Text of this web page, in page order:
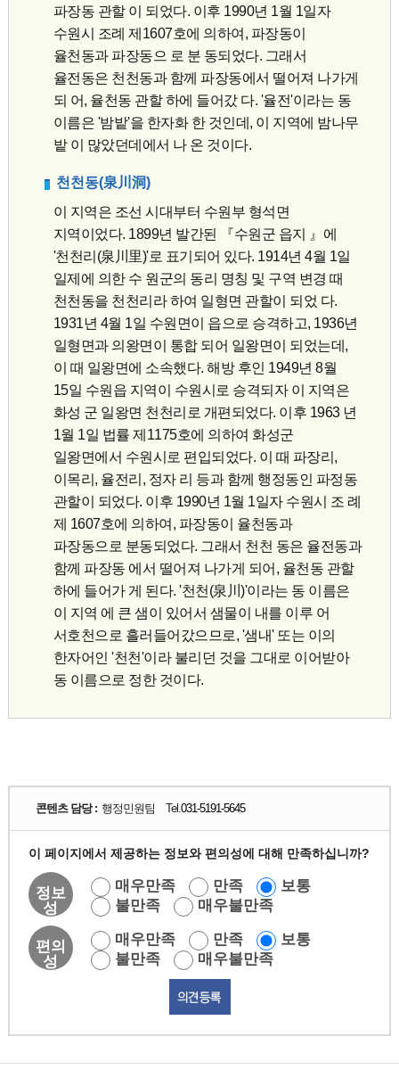
파장동 관할 이 되었다. 이후 1990년 1월 1일자
수원시 조례 제1607호에 의하여, 파장동이
율천동과 파장동으 로 분 동되었다. 그래서
율전동은 천천동과 함께 파장동에서 떨어져 나가게
되 어, 율천동 관할 하에 들어갔 다. '율전'이라는 동
이름은 '밤밭'을 한자화 한 것인데, 이 지역에 밤나무
밭 이 많았던데에서 나 온 것이다.
천천동(泉川洞)
이 지역은 조선 시대부터 수원부 형석면
지역이었다. 1899년 발간된 『수원군 읍지 』에
'천천리(泉川里)'로 표기되어 있다. 1914년 4월 1일
일제에 의한 수 원군의 동리 명칭 및 구역 변경 때
천천동을 천천리라 하여 일형면 관할이 되었 다.
1931년 4월 1일 수원면이 읍으로 승격하고, 1936년
일형면과 의왕면이 통합 되어 일왕면이 되었는데,
이 때 일왕면에 소속했다. 해방 후인 1949년 8월
15일 수원읍 지역이 수원시로 승격되자 이 지역은
화성 군 일왕면 천천리로 개편되었다. 이후 1963 년
1월 1일 법률 제1175호에 의하여 화성군
일왕면에서 수원시로 편입되었다. 이 때 파장리,
이목리, 율전리, 정자 리 등과 함께 행정동인 파정동
관할이 되었다. 이후 1990년 1월 1일자 수원시 조 례
제 1607호에 의하여, 파장동이 율천동과
파장동으로 분동되었다. 그래서 천천 동은 율전동과
함께 파장동 에서 떨어져 나가게 되어, 율천동 관할
하에 들어가 게 된다. '천천(泉川)'이라는 동 이름은
이 지역 에 큰 샘이 있어서 샘물이 내를 이루 어
서호천으로 흘러들어갔으므로, '샘내' 또는 이의
한자어인 '천천'이라 불리던 것을 그대로 이어받아
동 이름으로 정한 것이다.
콘텐츠 담당 : 행정민원팀 Tel.031-5191-5645
이 페이지에서 제공하는 정보와 편의성에 대해 만족하십니까?
정보
성
매우만족 만족
보통
불만족
매우불만족
편의
성
매우만족 만족
보통
불만족
매우불만족